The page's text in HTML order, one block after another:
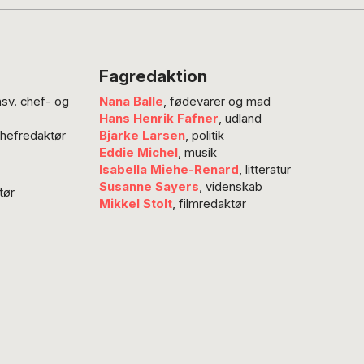
hårdeste ultraløb
den smukke og
Gobi-ørken. Hvad får
efterskolelærer
chef- og
Fagredaktion
Nana Balle, fødevarer og mad
Hans Henrik Fafner, udland
Bjarke Larsen, politik
Eddie Michel, musik
Isabella Miehe-Renard, litteratur
Susanne Sayers, videnskab
Mikkel Stolt, filmredaktør